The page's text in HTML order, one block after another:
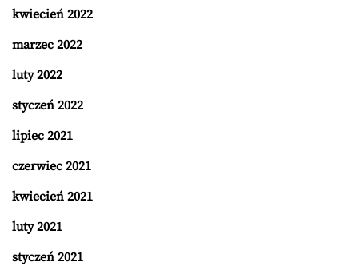
kwiecień 2022
marzec 2022
luty 2022
styczeń 2022
lipiec 2021
czerwiec 2021
kwiecień 2021
luty 2021
styczeń 2021